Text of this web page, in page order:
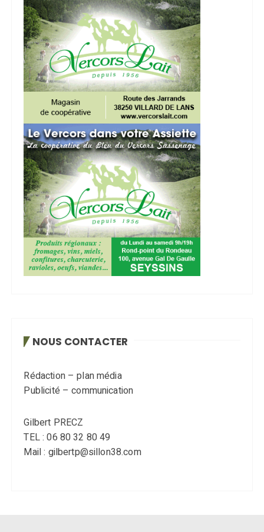
NOUS CONTACTER
Rédaction – plan média
Publicité – communication
Gilbert PRECZ
TEL : 06 80 32 80 49
Mail : gilbertp@sillon38.com